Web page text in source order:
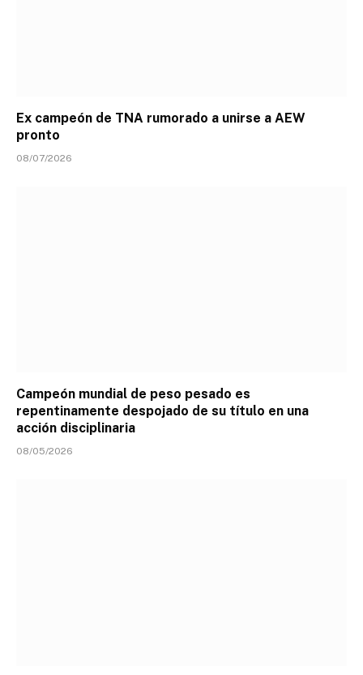
Ex campeón de TNA rumorado a unirse a AEW
pronto
08/07/2026
Campeón mundial de peso pesado es
repentinamente despojado de su título en una
acción disciplinaria
08/05/2026